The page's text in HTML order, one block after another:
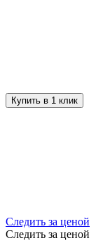
Купить в 1 клик
Следить за ценой
Следить за ценой